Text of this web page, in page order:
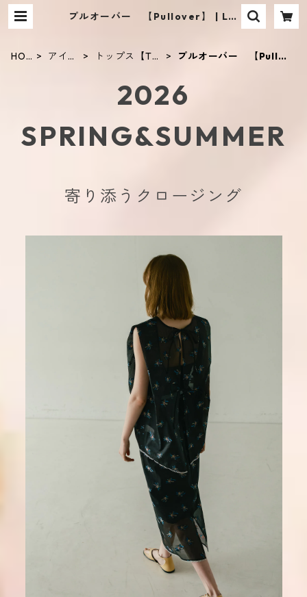
プルオーバー 【Pullover】 | LIF
HO
アイテ
トップス【Top
プルオーバー 【Pullo
2026
SPRING&SUMMER
寄り添うクロージング